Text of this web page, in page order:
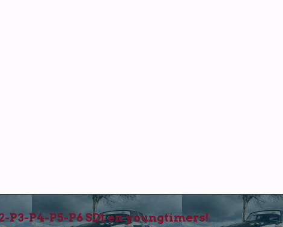
P3-P4-P5-P6 SD1 en youngtimers!